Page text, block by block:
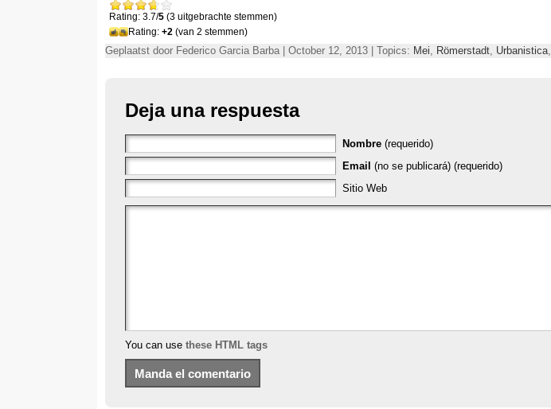
Rating: 3.7/5 (3 uitgebrachte stemmen)
Rating: +2 (van 2 stemmen)
Geplaatst door Federico Garcia Barba | October 12, 2013 | Topics: Mei, Römerstadt, Urbanistica,
Deja una respuesta
Nombre (requerido)
Email (no se publicará) (requerido)
Sitio Web
You can use these HTML tags